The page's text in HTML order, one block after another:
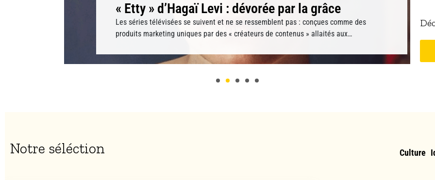
« Etty » d’Hagaï Levi : dévorée par la grâce
Les séries télévisées se suivent et ne se ressemblent pas : conçues comme des
produits marketing uniques par des « créateurs de contenus » allaités aux
Notre séléction Culture